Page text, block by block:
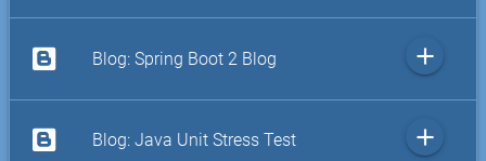
Blog: Spring Boot 2 Blog add
Blog: Java Unit Stress Test add